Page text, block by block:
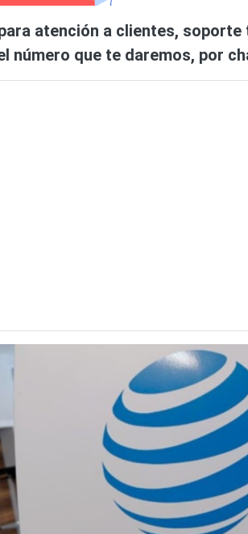
atención a clientes,
número que te daremos, por